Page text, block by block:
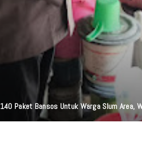
Paket Bansos Untuk Warga Slum Area,